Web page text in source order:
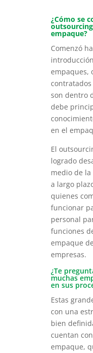
¿Cómo se
empaque?
Comenzó
empaques,
son dentro
debe
en el
El
logrado
medio de
a largo
quienes
funcionar
personal
funciones
empaque
empresas.
¿Te
muchas
en sus
Estas
con una
bien
cuentan
empaque,